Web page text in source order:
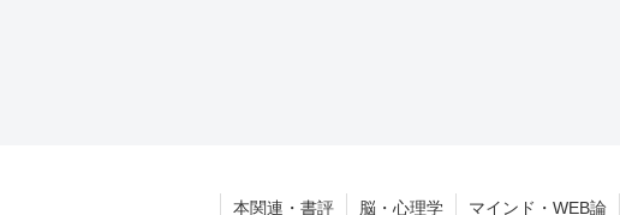
本関連・書評 脳・心理学 マインド・WEB論